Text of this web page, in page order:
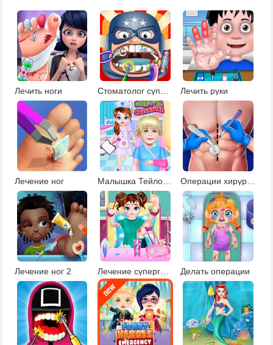
Лечить ноги Лечить руки
Лечение ног Малышка Тейлор врач Операции хирургия
Лечение ног 2 Лечение супергероини малышки Тейлор Делать операции